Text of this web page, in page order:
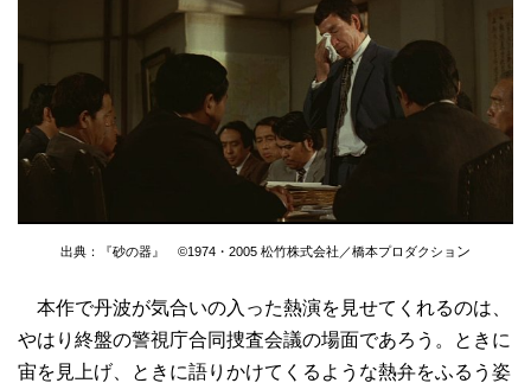
出典：『砂の器』 ©1974・2005 松竹株式会社／橋本プロダクショ ン
本作で丹波が気合いの入った熱演を見せてくれるのは、
やはり終盤の警視庁合同捜査会議の場面であろう。ときに
宙を見上げ、ときに語りかけてくるような熱弁をふるう姿